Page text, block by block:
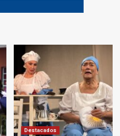
Destacados